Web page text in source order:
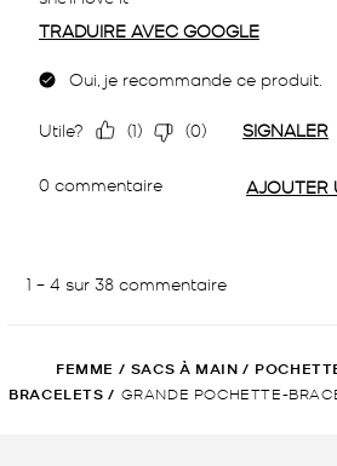
FEMME / SACS À MAIN /
BRACELETS / GRANDE POCHETTE-